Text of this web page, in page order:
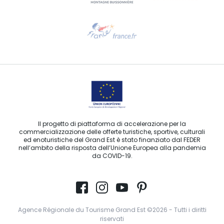
Contattaci per e-mail
Il progetto di piattaforma di accelerazione per la
commercializzazione delle offerte turistiche, sportive, culturali
ed enoturistiche del Grand Est è stato finanziato dal FEDER
nell’ambito della risposta dell’Unione Europea alla pandemia
da COVID-19.
Agence Régionale du Tourisme Grand Est ©2026 - Tutti i diritti
riservati